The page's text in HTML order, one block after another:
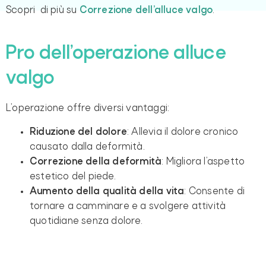
Scopri di più su Correzione dell’alluce valgo.
Pro dell’operazione alluce
valgo
L’operazione offre diversi vantaggi:
Riduzione del dolore: Allevia il dolore cronico
causato dalla deformità.
Correzione della deformità: Migliora l’aspetto
estetico del piede.
Aumento della qualità della vita: Consente di
tornare a camminare e a svolgere attività
quotidiane senza dolore.